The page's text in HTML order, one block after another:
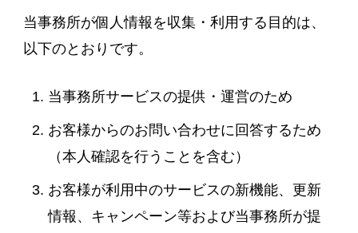
当事務所が個人情報を収集・利用する目的は、
以下のとおりです。
当事務所サービスの提供・運営のため
お客様からのお問い合わせに回答するため
（本人確認を行うことを含む）
お客様が利用中のサービスの新機能、更新
情報、キャンペーン等および当事務所が提